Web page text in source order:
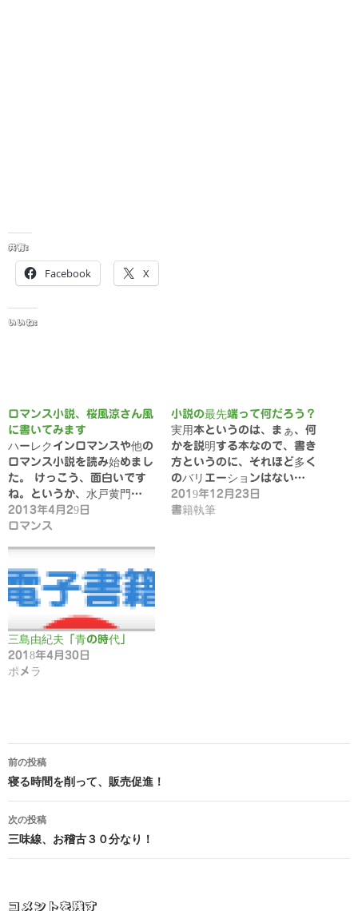
共有:
Facebook X
いいね:
ロマンス小説、桜風涼さん風
に書いてみます
ハーレクインロマンスや他の
ロマンス小説を読み始めまし
た。 けっこう、面白いです
ね。というか、水戸黄門…
2013年4月29日
ロマンス
小説の最先端って何だろう？
実用本というのは、まぁ、何
かを説明する本なので、書き
方というのに、それほど多く
のバリエーションはない…
2019年12月23日
書籍執筆
三島由紀夫「青の時代」
2018年4月30日
ポメラ
投
稿
ナ
ビ
前の投稿
寝る時間を削って、販売促進！
次の投稿
三味線、お稽古３０分なり！
コメントを残す